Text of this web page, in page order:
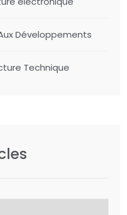
Développements
Technique